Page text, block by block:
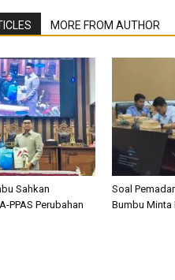
MORE FROM AUTHOR
Sahkan
PPAS Perubahan
Soal
Bumbu Minta